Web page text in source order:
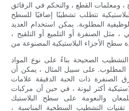
، ومعلمات القطع ، والتحكم في الرقائق
تتطلب تشطيبًا إضافيًا للسطح
المطلوبة. يمكن استخدام العديد
الصنفرة أو التلميع أو التلقيح ،
الصحيحة بناءً على نوع المواد
المطلوب. على سبيل المثال ، يمكن أن
الصنفرة ذات الحبة الدقيقة علامات
أكثر ليونة ، في حين أن مركبات
والنعومة على سطح البلاستيك
التشطيب السطحية المناسبة ،